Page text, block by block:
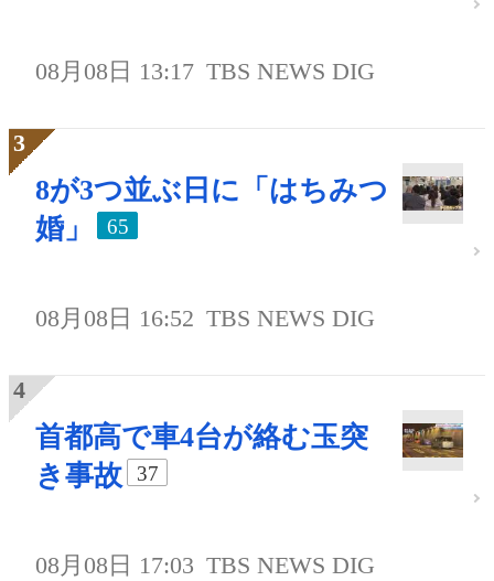
08月08日 13:17 TBS NEWS DIG
8が3つ並ぶ日に「はちみつ
婚」
65
08月08日 16:52 TBS NEWS DIG
首都高で車4台が絡む玉突
き事故
37
08月08日 17:03 TBS NEWS DIG